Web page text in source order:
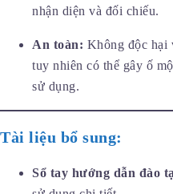
nhận diện và đối chiếu.
An toàn: Không độc hại
tuy nhiên có thể gây ố
sử dụng.
Tài liệu bổ sung:
Sổ tay hướng dẫn đào